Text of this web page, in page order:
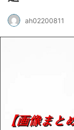
ah02200811